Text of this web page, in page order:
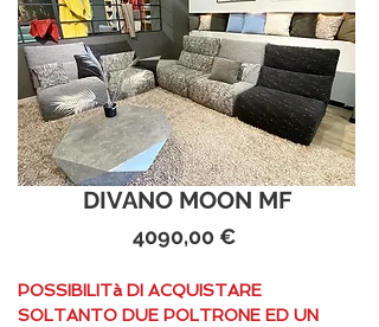
DIVANO MOON MF
4090,00 €Prezzo
POSSIBILITà DI ACQUISTARE
SOLTANTO DUE POLTRONE ED UN